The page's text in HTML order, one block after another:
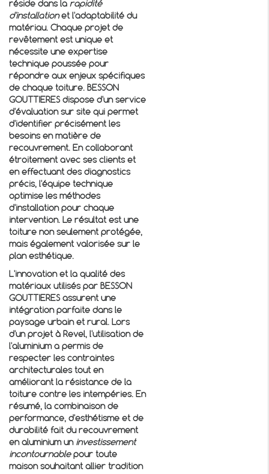
réside dans la rapidité
d'installationet l'adaptabilité du
matériau. Chaque projet de
revêtement est unique et
nécessite une expertise
technique poussée pour
répondre aux enjeux spécifiques
de chaque toiture. BESSON
GOUTTIERES dispose d'un service
d'évaluation sur site qui permet
d'identifier précisément les
besoins en matière de
recouvrement. En collaborant
étroitement avec ses clients et
en effectuant des diagnostics
précis, l'équipe technique
optimise les méthodes
d'installation pour chaque
intervention. Le résultat est une
toiture non seulement protégée,
mais également valorisée sur le
plan esthétique.
L'innovation et la qualité des
matériaux utilisés par BESSON
GOUTTIERES assurent une
intégration parfaite dans le
paysage urbain et rural. Lors
d'un projet à Revel, l'utilisation de
l'aluminium a permis de
respecter les contraintes
architecturales tout en
améliorant la résistance de la
toiture contre les intempéries. En
résumé, la combinaison de
performance, d'esthétisme et de
durabilité fait du recouvrement
en aluminium un investissement
incontournablepour toute
maison souhaitant allier tradition